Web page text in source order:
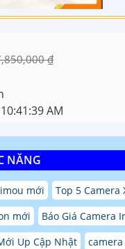
₫
AM
NĂNG
mới
Top 5 Camera
mới
Báo Giá Camera
Up Cập Nhật